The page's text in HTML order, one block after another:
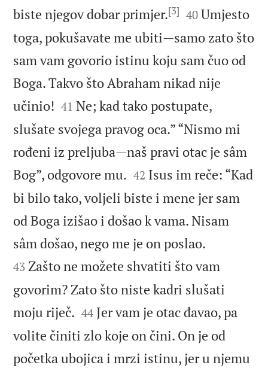
biste njegov dobar primjer.[3] 

40 Umjesto
toga, pokušavate me ubiti—samo zato što
sam vam govorio istinu koju sam čuo od
Boga. Takvo što Abraham nikad nije
učinio! 

41 Ne; kad tako postupate,
slušate svojega pravog oca.” “Nismo mi
rođeni iz preljuba—naš pravi otac je sâm
Bog”, odgovore mu. 

42 Isus im reče: “Kad
bi bilo tako, voljeli biste i mene jer sam
od Boga izišao i došao k vama. Nisam
sâm došao, nego me je on poslao.
43 Zašto ne možete shvatiti što vam
govorim? Zato što niste kadri slušati
moju riječ. 

44 Jer vam je otac đavao, pa
volite činiti zlo koje on čini. On je od
početka ubojica i mrzi istinu, jer u njemu